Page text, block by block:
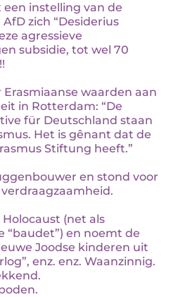
instelling van de
zich “Desiderius
agressieve
subsidie, tot wel 70
Erasmiaanse waarden aan
in Rotterdam: “De
für Deutschland staan
Het is gênant dat de
Stiftung heeft.”
en stond voor
(net als
“baudet”) en noemt de
Joodse kinderen uit
enz. enz. Waanzinnig.